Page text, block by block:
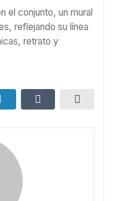
el conjunto, un mural
reflejando su línea
retrato y